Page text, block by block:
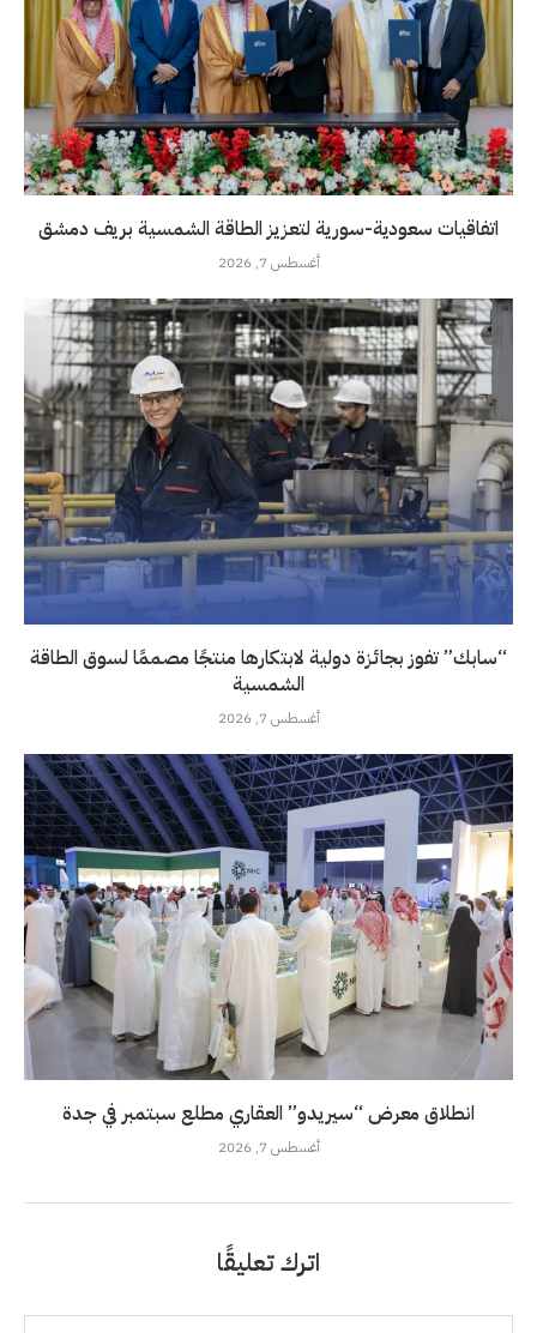
اتفاقيات سعودية-سورية لتعزيز الطاقة الشمسية بريف دمشق
أغسطس 7, 2026
“سابك” تفوز بجائزة دولية لابتكارها منتجًا مصممًا لسوق الطاقة
الشمسية
أغسطس 7, 2026
انطلاق معرض “سيريدو” العقاري مطلع سبتمبر في جدة
أغسطس 7, 2026
اترك تعليقًا